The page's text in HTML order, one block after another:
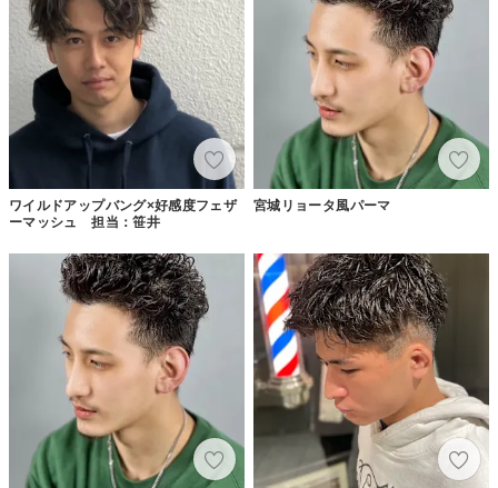
ワイルドアップバング×好感度フェザ
ーマッシュ 担当：笹井
宮城リョータ風パーマ